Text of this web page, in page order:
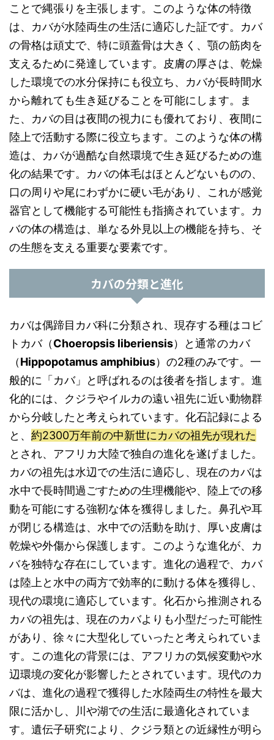
ことで縄張りを主張します。このような体の特徴
は、カバが水陸両生の生活に適応した証です。カバ
の骨格は頑丈で、特に頭蓋骨は大きく、顎の筋肉を
支えるために発達しています。皮膚の厚さは、乾燥
した環境での水分保持にも役立ち、カバが長時間水
から離れても生き延びることを可能にします。ま
た、カバの目は夜間の視力にも優れており、夜間に
陸上で活動する際に役立ちます。このような体の構
造は、カバが過酷な自然環境で生き延びるための進
化の結果です。カバの体毛はほとんどないものの、
口の周りや尾にわずかに硬い毛があり、これが感覚
器官として機能する可能性も指摘されています。カ
バの体の構造は、単なる外見以上の機能を持ち、そ
の生態を支える重要な要素です。
カバの分類と進化
カバは偶蹄目カバ科に分類され、現存する種はコビ
トカバ（Choeropsis liberiensis）と通常のカバ
（Hippopotamus amphibius）の2種のみです。一
般的に「カバ」と呼ばれるのは後者を指します。進
化的には、クジラやイルカの遠い祖先に近い動物群
から分岐したと考えられています。化石記録による
と、 約2300万年前の中新世にカバの祖先が現れた
とされ、アフリカ大陸で独自の進化を遂げました。
カバの祖先は水辺での生活に適応し、現在のカバは
水中で長時間過ごすための生理機能や、陸上での移
動を可能にする強靭な体を獲得しました。鼻孔や耳
が閉じる構造は、水中での活動を助け、厚い皮膚は
乾燥や外傷から保護します。このような進化が、カ
バを独特な存在にしています。進化の過程で、カバ
は陸上と水中の両方で効率的に動ける体を獲得し、
現代の環境に適応しています。化石から推測される
カバの祖先は、現在のカバよりも小型だった可能性
があり、徐々に大型化していったと考えられていま
す。この進化の背景には、アフリカの気候変動や水
辺環境の変化が影響したとされています。現代のカ
バは、進化の過程で獲得した水陸両生の特性を最大
限に活かし、川や湖での生活に最適化されていま
す。遺伝子研究により、クジラ類との近縁性が明ら